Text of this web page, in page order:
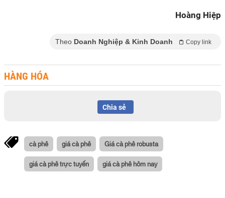
Hoàng Hiệp
Theo Doanh Nghiệp & Kinh Doanh Copy link
HÀNG HÓA
Chia sẻ
cà phê giá cà phê Giá cà phê robusta
giá cà phê trực tuyến giá cà phê hôm nay